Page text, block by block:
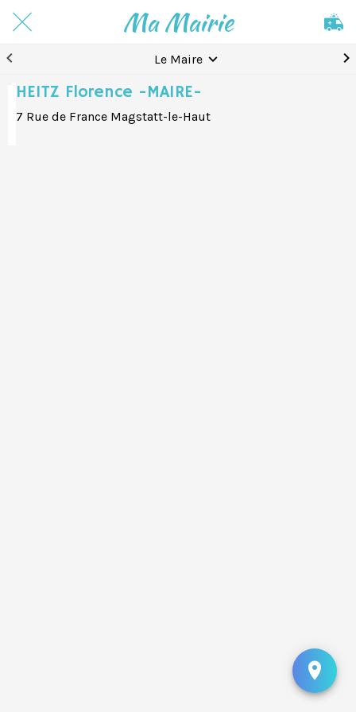
Ma Mairie
Le Maire
HEITZ Florence -MAIRE-
7 Rue de France Magstatt-le-Haut